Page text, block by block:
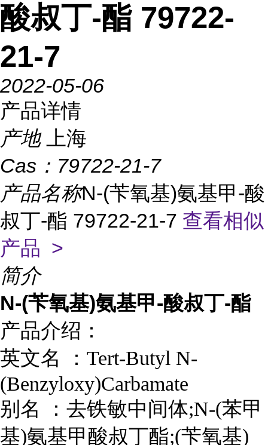
酸叔丁-酯 79722-
21-7
2022-05-06
产品详情
产地
上海
Cas： 79722-21-7
产品名称N-(苄氧基)氨基甲-酸
叔丁-酯 79722-21-7 查看相似
产品 >
简介
N-(苄氧基)氨基甲-酸叔丁-酯
产品介绍：
英文名 ： Tert-Butyl N-
(Benzyloxy)Carbamate
别名 ： 去铁敏中间体;N-(苯甲
基)氨基甲酸叔丁酯;(苄氧基)